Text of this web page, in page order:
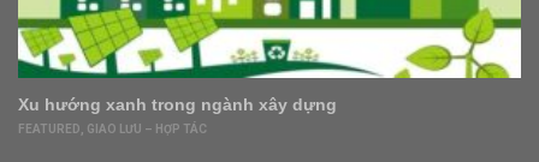
trong ngành xây dựng
– HỢP TÁC